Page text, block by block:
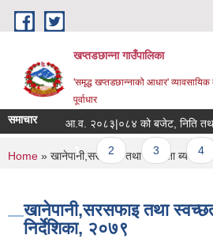
Skip to main content
खप्तडछान्ना गाउँपालिका
'समृद्ध खप्तडछान्नाको आधार' व्यावसायिक
पूर्वाधार
समाचार आ.व. २०८३|०८४ को बजेट, निति तथा
Pages
1 2 3 4
You are here
Home » खानेपानी,सरसफाइ तथा स्वच्छता
खानेपानी,सरसफाइ तथा
निर्देशिका, २०७९